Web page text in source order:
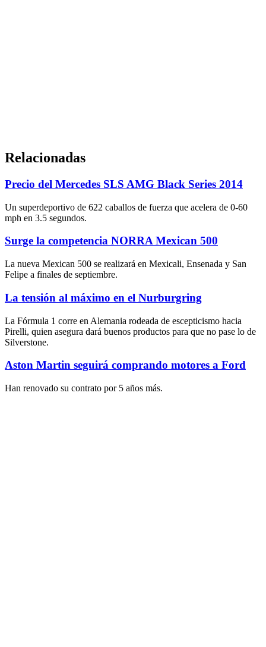
Relacionadas
Precio del Mercedes SLS AMG Black Series 2014
Un superdeportivo de 622 caballos de fuerza que acelera de 0-60
mph en 3.5 segundos.
Surge la competencia NORRA Mexican 500
La nueva Mexican 500 se realizará en Mexicali, Ensenada y San
Felipe a finales de septiembre.
La tensión al máximo en el Nurburgring
La Fórmula 1 corre en Alemania rodeada de escepticismo hacia
Pirelli, quien asegura dará buenos productos para que no pase lo de
Silverstone.
Aston Martin seguirá comprando motores a Ford
Han renovado su contrato por 5 años más.